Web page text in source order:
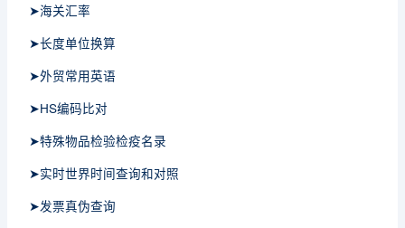
➤海关汇率
➤长度单位换算
➤外贸常用英语
➤HS编码比对
➤特殊物品检验检疫名录
➤实时世界时间查询和对照
➤发票真伪查询